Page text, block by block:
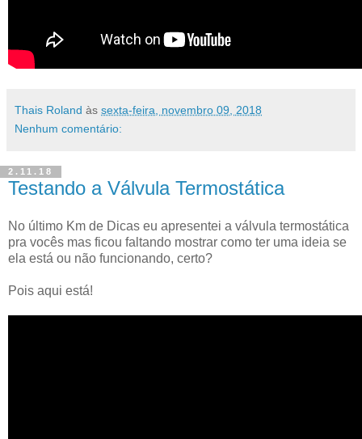
Thais Roland às sexta-feira, novembro 09, 2018
Nenhum comentário:
2.11.18
Testando a Válvula Termostática
No último Km de Dicas eu apresentei a válvula termostática
pra vocês mas ficou faltando mostrar como ter uma ideia se
ela está ou não funcionando, certo?
Pois aqui está!